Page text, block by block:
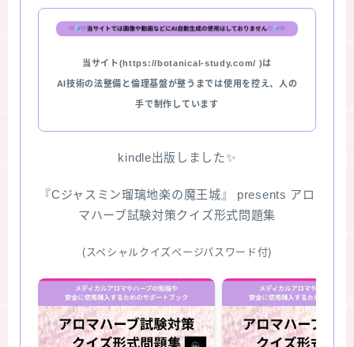
★スペシャルアロマハーブ４択クイズ (kindle出
版限定)
当サイト(https://botanical-study.com/ )は
AI技術の法整備と倫理基盤が整うまでは使用を控え、人の
手で制作しています
kindle出版しました✨
『Cジャスミン瑠璃地楽の魔王城』 presents アロ
マハーブ試験対策クイズ形式問題集
(スペシャルクイズページパスワード付)